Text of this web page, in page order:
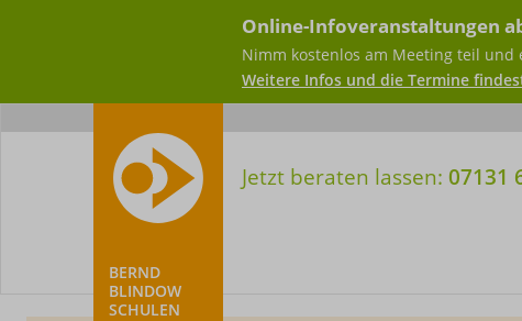
Online-Infoveranstaltungen
Nimm kostenlos am Meeting teil und
Weitere Infos und die Termine
Jetzt beraten lassen: 07131
BERND
BLINDOW
SCHULEN